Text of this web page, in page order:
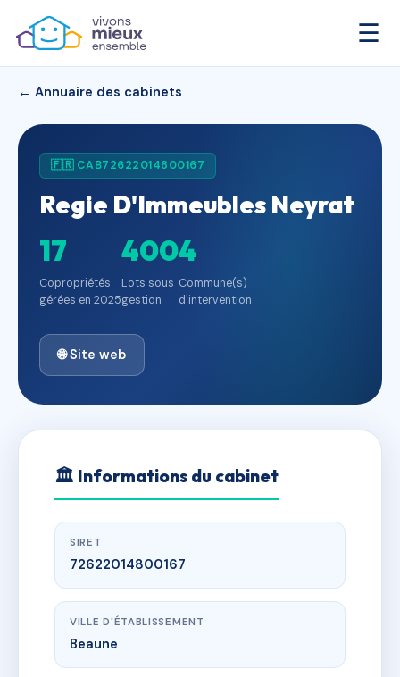
☰
← Annuaire des cabinets
🇫🇷 CAB72622014800167
Regie D'Immeubles Neyrat
17
Copropriétés
gérées en 2025
400
Lots sous
gestion
4
Commune(s)
d'intervention
🌐 Site web
🏛 Informations du cabinet
SIRET
72622014800167
VILLE D'ÉTABLISSEMENT
Beaune